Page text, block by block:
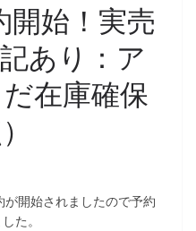
開始！実売
あり：ア
在庫確保
開始されましたので予約
た。